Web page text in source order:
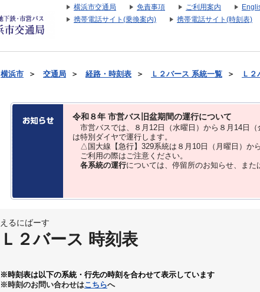
横浜市交通局 免責事項 ご利用案内
携帯電話サイト(乗換案内)
携帯電話サイト(時刻表)
横浜市 ＞ 交通局 ＞ 経路・時刻表 ＞ Ｌ２バース 系統一覧 ＞ Ｌ
令和８年 市営バス旧盆期間の運行について
市営バスでは、８⽉12⽇（水曜日）から８⽉14⽇
は特別ダイヤで運⾏します。
△国大線【急行】329系統は８月10日（月曜日）か
ご利用の際はご注意ください。
各系統の運行については、停留所のお知らせ、また
えるにばーす
Ｌ２バース 時刻表
※時刻表は以下の系統・行先の時刻を合わせて表示しています
※時刻のお問い合わせはこちらへ